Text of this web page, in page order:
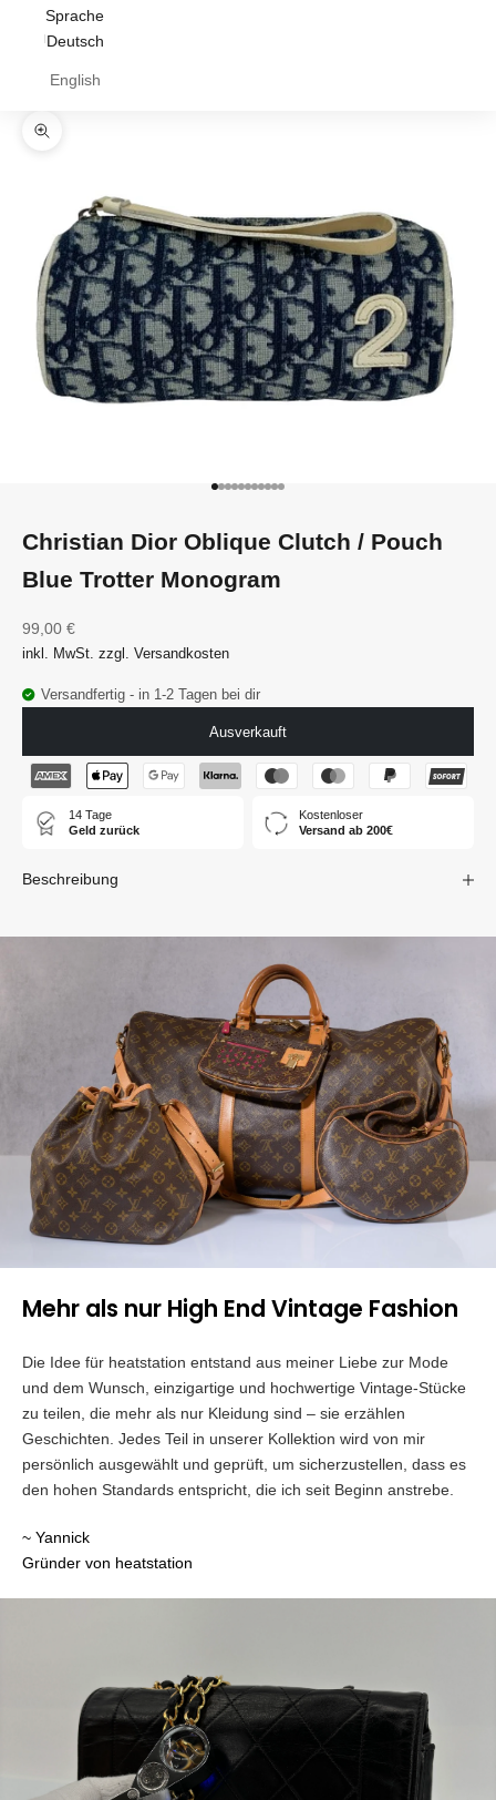
Sprache
Deutsch
English
Bild vergrößern
Gehe zu Element 1
Gehe zu Element 2
Gehe zu Element 3
Gehe zu Element 4
Gehe zu Element 5
Gehe zu Element 6
Gehe zu Element 7
Gehe zu Element 8
Gehe zu Element 9
Gehe zu Element 10
Gehe zu Element 11
Christian Dior Oblique Clutch / Pouch
Blue Trotter Monogram
Angebot
99,00 €
inkl. MwSt. zzgl. Versandkosten
Versandfertig - in 1-2 Tagen bei dir
Ausverkauft
14 Tage
Geld zurück
Kostenloser
Versand ab 200€
Beschreibung
Mehr als nur High End Vintage Fashion
Die Idee für heatstation entstand aus meiner Liebe zur Mode
und dem Wunsch, einzigartige und hochwertige Vintage-Stücke
zu teilen, die mehr als nur Kleidung sind – sie erzählen
Geschichten. Jedes Teil in unserer Kollektion wird von mir
persönlich ausgewählt und geprüft, um sicherzustellen, dass es
den hohen Standards entspricht, die ich seit Beginn anstrebe.
~ Yannick
Gründer von heatstation